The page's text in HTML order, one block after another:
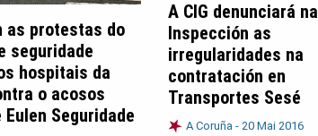
A CIG denunciará na
Inspección as
irregularidades na
contratación en
Transportes Sesé
A Coruña - 20 Mai 2016
as protestas do
seguridade
hospitais da
o acosos
Seguridade